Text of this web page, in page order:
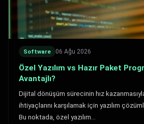
Software 06 Ağu 2026
Özel Yazılım vs Hazır Paket
Avantajlı?
Dijital dönüşüm sürecinin hız
ihtiyaçlarını karşılamak için yazılım
Bu noktada, özel yazılım…